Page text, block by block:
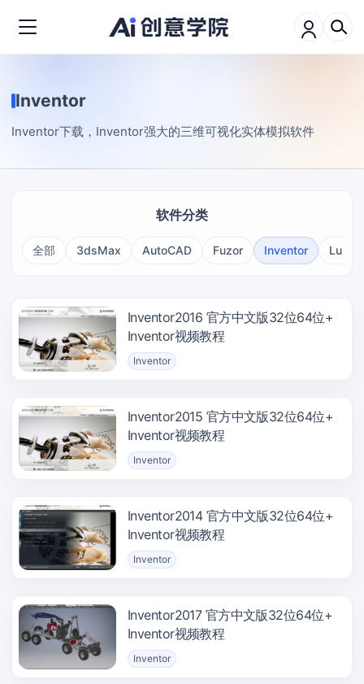
Inventor
Inventor下载，Inventor强大的三维可视化实体模拟软件
软件分类
全部 3dsMax AutoCAD Fuzor Inventor
Inventor2016 官方中文版32位64位+
Inventor视频教程
Inventor
Inventor2015 官方中文版32位64位+
Inventor视频教程
Inventor
Inventor2014 官方中文版32位64位+
Inventor视频教程
Inventor
Inventor2017 官方中文版32位64位+
Inventor视频教程
Inventor